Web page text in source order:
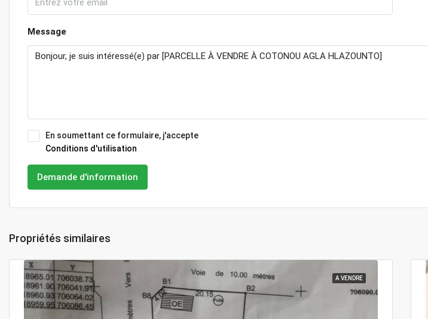
Message
En soumettant ce formulaire, j'accepte
Conditions d'utilisation
Demande d'information
Propriétés similaires
A VENDRE